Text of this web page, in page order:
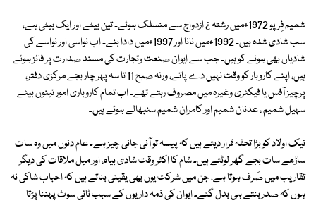
شمیم فِرپو 1972ءمیں رشتہ ¿ ازدواج سے منسلک ہوئے۔ تین بیٹے اور ایک بیٹی ہے،
سب شادی شدہ ہیں۔ 1992ءمیں نانا اور 1997ءمیں دادا بنے۔ اب نواسی اور نواسے کی
شادیاں بھی ہونے کو ہیں۔ جب سے ایوان صنعت وتجارت کی مسند صدارت پر فائز ہوئے
ہیں، اپنے کاروبار کو وقت نہیں دے پاتے، ورنہ صبح 11 تا سہ پہر چار بجے مرکزی دفتر،
پرچیز آفس یا فیکٹری وغیرہ میں مصروف رہتے تھے۔ اب تمام کاروباری امور تینوں بیٹے
سہیل شمیم ، عدنان شمیم اور کامران شمیم سنبھالے ہوئے ہیں۔
نیک اولاد کو بڑا تحفہ قرار دیتے ہیں کہ پیسہ تو آنی جانی چیز ہے۔ عام دنوں میں وہ سات
ساڑھے سات بجے گھر لوٹتے ہیں۔ شام کا اکثر وقت شادی بیاہ، اور میل ملاقات کی دیگر
تقاریب میں صَرف ہوتا ہے، جن میں شرکت یوں بھی یقینی بناتے ہیں کہ احباب شاکی نہ
ہوں کہ صدر بنتے ہی بدل گئے۔ ایوان کی ذمہ داریوں کے سبب ٹائی سوٹ پہننا پڑتا